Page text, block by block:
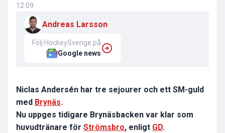
12:09
Andreas Larsson
Följ HockeySverige på
Google news
Niclas Andersén har tre sejourer och ett SM-guld
med Brynäs.
Nu uppges tidigare Brynäsbacken var klar som
huvudtränare för Strömsbro, enligt GD.